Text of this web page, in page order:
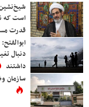
است که
قدرت
دنبال
داشتند
سازمان